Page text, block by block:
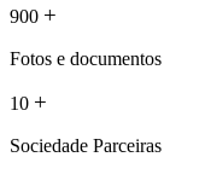
900 +
Fotos e documentos
10 +
Sociedade Parceiras